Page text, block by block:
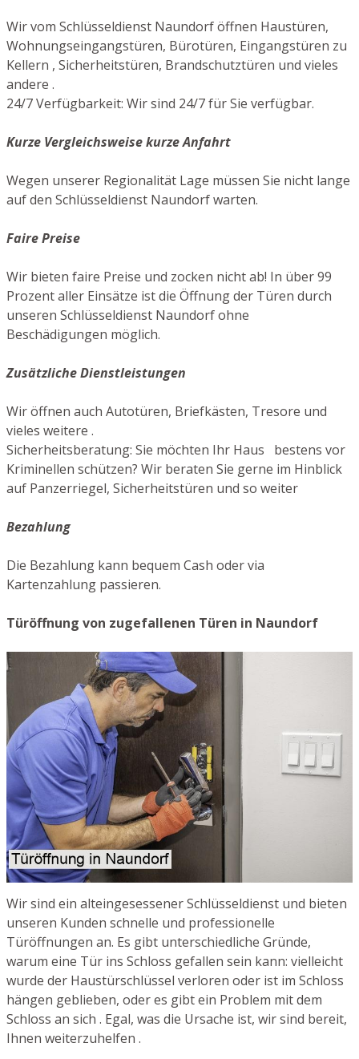
Wir vom Schlüsseldienst Naundorf öffnen Haustüren,
Wohnungseingangstüren, Bürotüren, Eingangstüren zu
Kellern , Sicherheitstüren, Brandschutztüren und vieles
andere .
24/7 Verfügbarkeit: Wir sind 24/7 für Sie verfügbar.
Kurze Vergleichsweise kurze Anfahrt
Wegen unserer Regionalität Lage müssen Sie nicht lange
auf den Schlüsseldienst Naundorf warten.
Faire Preise
Wir bieten faire Preise und zocken nicht ab! In über 99
Prozent aller Einsätze ist die Öffnung der Türen durch
unseren Schlüsseldienst Naundorf ohne
Beschädigungen möglich.
Zusätzliche Dienstleistungen
Wir öffnen auch Autotüren, Briefkästen, Tresore und
vieles weitere .
Sicherheitsberatung: Sie möchten Ihr Haus bestens vor
Kriminellen schützen? Wir beraten Sie gerne im Hinblick
auf Panzerriegel, Sicherheitstüren und so weiter
Bezahlung
Die Bezahlung kann bequem Cash oder via
Kartenzahlung passieren.
Türöffnung von zugefallenen Türen in Naundorf
Wir sind ein alteingesessener Schlüsseldienst und bieten
unseren Kunden schnelle und professionelle
Türöffnungen an. Es gibt unterschiedliche Gründe,
warum eine Tür ins Schloss gefallen sein kann: vielleicht
wurde der Haustürschlüssel verloren oder ist im Schloss
hängen geblieben, oder es gibt ein Problem mit dem
Schloss an sich . Egal, was die Ursache ist, wir sind bereit,
Ihnen weiterzuhelfen .